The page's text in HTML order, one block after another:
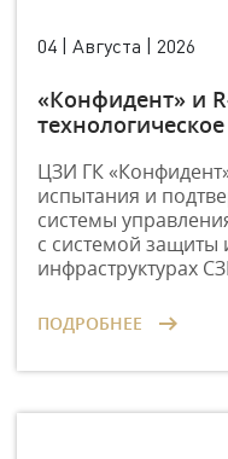
04 | Августа | 2026
«Конфидент» и
ЦЗИ ГК
испытания и
системы
с системой
инфраструктурах
ПОДРОБНЕЕ